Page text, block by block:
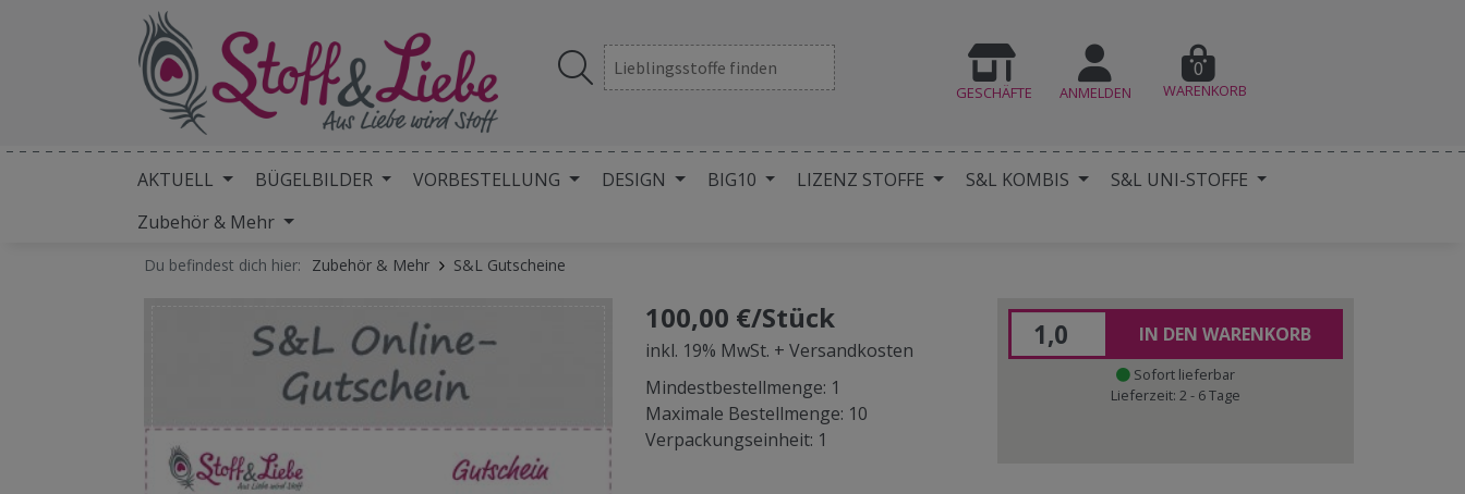
GESCHÄFTE ANMELDEN
0
WARENKORB
AKTUELL BÜGELBILDER VORBESTELLUNG DESIGN BIG10 LIZENZ STOFFE S&L KOMBIS
S&L UNI-STOFFE
Zubehör & Mehr
Du befindest dich hier: Zubehör & Mehr S&L Gutscheine
100,00 €/Stück
inkl. 19% MwSt. + Versandkosten
Mindestbestellmenge: 1
Maximale Bestellmenge: 10
Verpackungseinheit: 1
IN DEN WARENKORB
Sofort lieferbar
Lieferzeit: 2 - 6 Tage